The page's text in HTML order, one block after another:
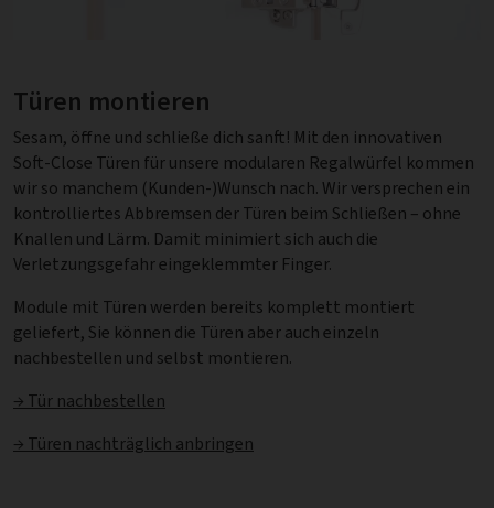
Türen montieren
Sesam, öffne und schließe dich sanft! Mit den innovativen
Soft-Close Türen für unsere modularen Regalwürfel kommen
wir so manchem (Kunden-)Wunsch nach. Wir versprechen ein
kontrolliertes Abbremsen der Türen beim Schließen – ohne
Knallen und Lärm. Damit minimiert sich auch die
Verletzungsgefahr eingeklemmter Finger.
Module mit Türen werden bereits komplett montiert
geliefert, Sie können die Türen aber auch einzeln
nachbestellen und selbst montieren.
→ Tür nachbestellen
→ Türen nachträglich anbringen